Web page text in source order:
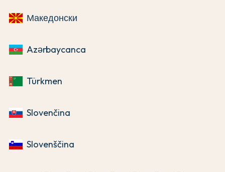
Македонски
Azərbaycanca
Türkmen
Slovenčina
Slovenščina